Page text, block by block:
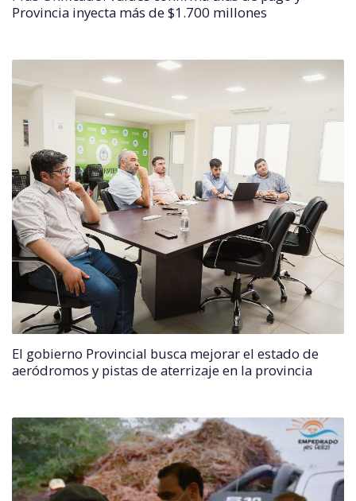
Provincia inyecta más de $1.700 millones
El gobierno Provincial busca mejorar el estado de
aeródromos y pistas de aterrizaje en la provincia